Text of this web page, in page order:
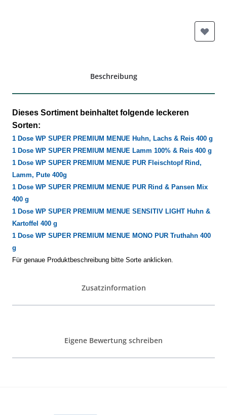
Beschreibung
Dieses Sortiment beinhaltet folgende leckeren
Sorten:
1 Dose WP SUPER PREMIUM MENUE Huhn, Lachs & Reis 400 g
1 Dose WP SUPER PREMIUM MENUE Lamm 100% & Reis 400 g
1 Dose WP SUPER PREMIUM MENUE PUR Fleischtopf Rind,
Lamm, Pute 400g
1 Dose WP SUPER PREMIUM MENUE PUR Rind & Pansen Mix
400 g
1 Dose WP SUPER PREMIUM MENUE SENSITIV LIGHT Huhn &
Kartoffel 400 g
1 Dose WP SUPER PREMIUM MENUE MONO PUR Truthahn 400
g
Für genaue Produktbeschreibung bitte Sorte anklicken.
Zusatzinformation
Eigene Bewertung schreiben